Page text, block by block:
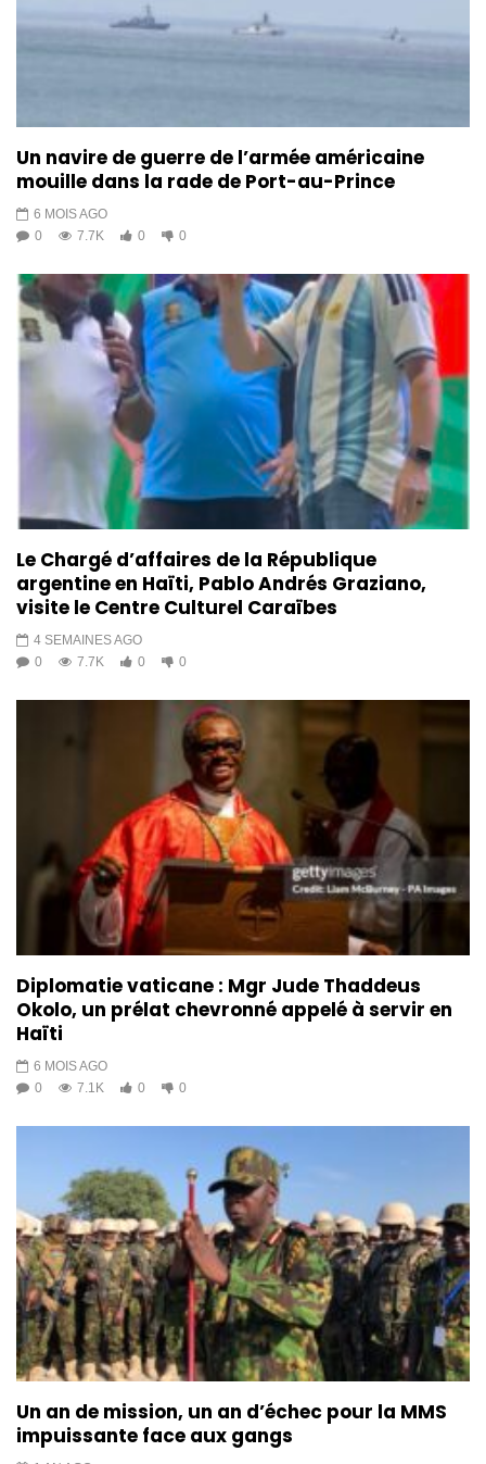
Un navire de guerre de l’armée américaine
mouille dans la rade de Port-au-Prince
6 MOIS AGO
0
7.7K 0 0
Le Chargé d’affaires de la République
argentine en Haïti, Pablo Andrés Graziano,
visite le Centre Culturel Caraïbes
4 SEMAINES AGO
0
7.7K 0 0
Diplomatie vaticane : Mgr Jude Thaddeus
Okolo, un prélat chevronné appelé à servir en
Haïti
6 MOIS AGO
0
7.1K 0 0
Un an de mission, un an d’échec pour la MMS
impuissante face aux gangs